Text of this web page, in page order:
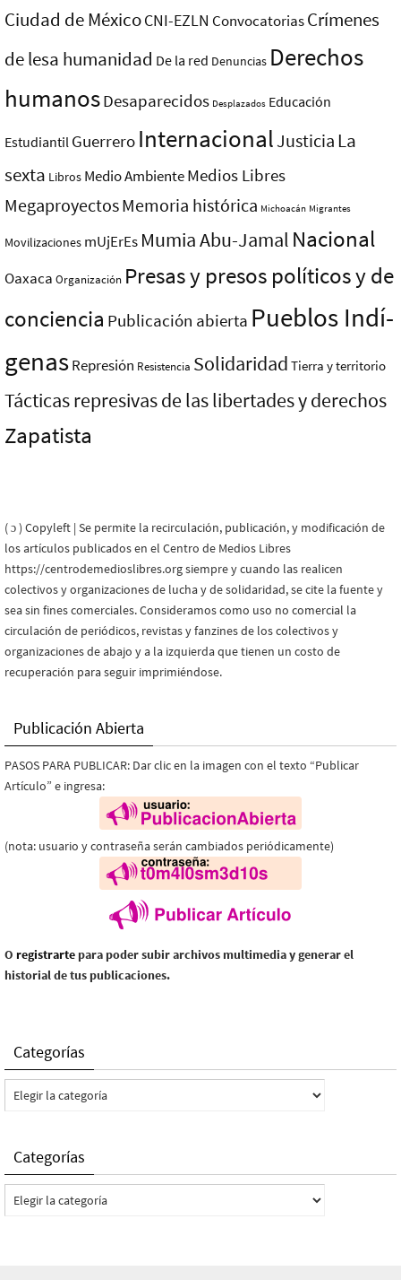
Ciudad de MéxicoCNI-EZLN ConvocatoriasCrímenes
de lesa humanidad De la red Denuncias Derechos
humanosDesaparecidos Desplazados Educación
Estudiantil Guerrero InternacionalJusticia La
sexta Libros Medio AmbienteMedios Libres
MegaproyectosMemoria histórica Michoacán Migrantes
Movilizaciones mUjErEs Mumia Abu-Jamal Nacional
Oaxaca Organización Presas y presos polí­ticos y de
conciencia Publicación abierta Pueblos Indí­
genasRepresión Resistencia Solidaridad Tierra y territorio
Tácticas represivas de las libertades y derechos
Zapatista
( ɔ ) Copyleft | Se permite la recirculación, publicación, y modificación de
los artículos publicados en el Centro de Medios Libres
https://centrodemedioslibres.org siempre y cuando las realicen
colectivos y organizaciones de lucha y de solidaridad, se cite la fuente y
sea sin fines comerciales. Consideramos como uso no comercial la
circulación de periódicos, revistas y fanzines de los colectivos y
organizaciones de abajo y a la izquierda que tienen un costo de
recuperación para seguir imprimiéndose.
Publicación Abierta
PASOS PARA PUBLICAR: Dar clic en la imagen con el texto “Publicar
Artículo” e ingresa:
(nota: usuario y contraseña serán cambiados periódicamente)
O registrarte para poder subir archivos multimedia y generar el
historial de tus publicaciones.
Categorías
Categorías
Categorías
Categorías